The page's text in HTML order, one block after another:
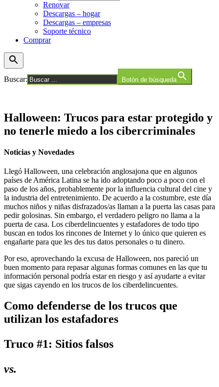
Renovar
Descargas – hogar
Descargas – empresas
Soporte técnico
Comprar
Buscar: Botón de búsqueda
Halloween: Trucos para estar protegido y
no tenerle miedo a los cibercriminales
Noticias y Novedades
Llegó Halloween, una celebración anglosajona que en algunos
países de América Latina se ha ido adoptando poco a poco con el
paso de los años, probablemente por la influencia cultural del cine y
la industria del entretenimiento. De acuerdo a la costumbre, este día
muchos niños y niñas disfrazados/as llaman a la puerta las casas para
pedir golosinas. Sin embargo, el verdadero peligro no llama a la
puerta de casa. Los ciberdelincuentes y estafadores de todo tipo
buscan en todos los rincones de Internet y lo único que quieren es
engañarte para que les des tus datos personales o tu dinero.
Por eso, aprovechando la excusa de Halloween, nos pareció un
buen momento para repasar algunas formas comunes en las que tu
información personal podría estar en riesgo y así ayudarte a evitar
que sigas cayendo en los trucos de los ciberdelincuentes.
Como defenderse de los trucos que
utilizan los estafadores
Truco #1: Sitios falsos
vs.